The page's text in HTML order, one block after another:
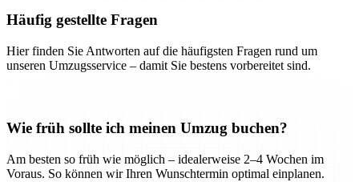
Häufig gestellte Fragen
Hier finden Sie Antworten auf die häufigsten Fragen rund um
unseren Umzugsservice – damit Sie bestens vorbereitet sind.
Wie früh sollte ich meinen Umzug buchen?
Am besten so früh wie möglich – idealerweise 2–4 Wochen im
Voraus. So können wir Ihren Wunschtermin optimal einplanen.